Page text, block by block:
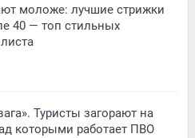
моложе: лучшие стрижки
40 — топ стильных
Туристы загорают на
которыми работает ПВО